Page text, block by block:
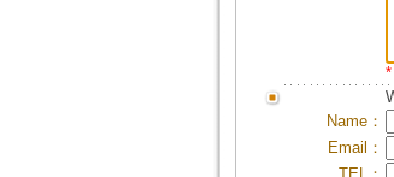
*
Name：
Email：